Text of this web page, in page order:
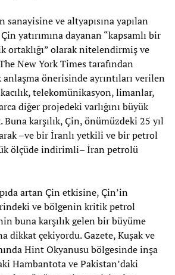
sanayisine ve altyapısına yapılan
yatırımına dayanan “kapsamlı bir
ortaklığı” olarak nitelendirmiş ve
New York Times tarafından
önerisinde ayrıntıları verilen
telekomünikasyon, limanlar,
diğer projedeki varlığını büyük
karşılık, Çin, önümüzdeki 25 yıl
–ve bir İranlı yetkili ve bir petrol
ölçüde indirimli– İran petrolü
artan Çin etkisine, Çin’in
ve bölgenin kritik petrol
buna karşılık gelen bir büyüme
dikkat çekiyordu. Gazete, Kuşak ve
Hint Okyanusu bölgesinde inşa
Hambantota ve Pakistan’daki